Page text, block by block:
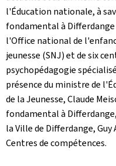
l'Éducation nationale, à
fondamental à
l'Office national de
jeunesse (SNJ) et de six
psychopédagogie
présence du ministre de
de la Jeunesse, Claude
fondamental à
la Ville de Differdange,
Centres de compétences.